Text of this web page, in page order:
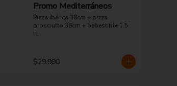
Promo Mediterráneos
Pizza ibérica 38cm + pizza
prosciutto 38cm + bebestible 1.5
lt.
$29.990